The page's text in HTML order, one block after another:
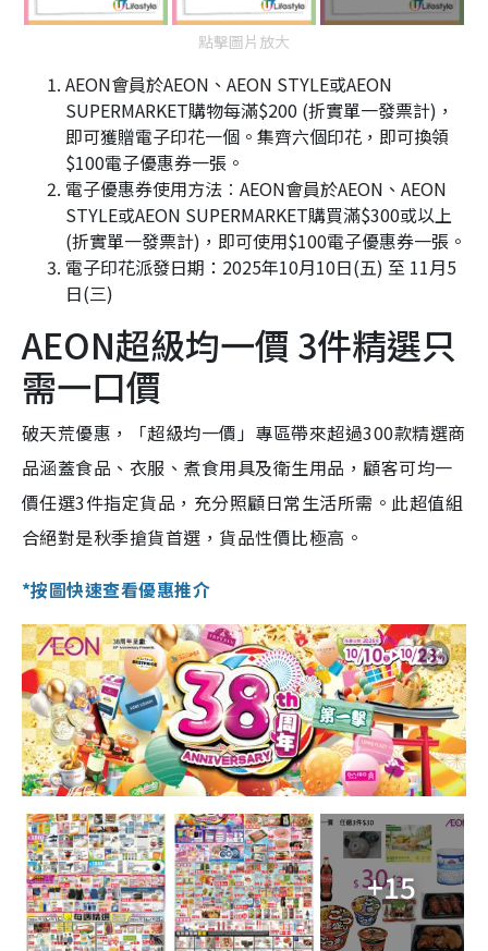
點擊圖片放大
AEON會員於AEON、AEON STYLE或AEON
SUPERMARKET購物每滿$200 (折實單一發票計)，
即可獲贈電子印花一個。集齊六個印花，即可換領
$100電子優惠券一張。
電子優惠券使用方法︰AEON會員於AEON、AEON
STYLE或AEON SUPERMARKET購買滿$300或以上
(折實單一發票計)，即可使用$100電子優惠券一張。
電子印花派發日期： 2025年10月10日(五) 至 11月5
日(三)
AEON超級均一價 3件精選只
需一口價
破天荒優惠，「超級均一價」專區帶來超過300款精選商
品涵蓋食品、衣服、煮食用具及衛生用品，顧客可均一
價任選3件指定貨品，充分照顧日常生活所需。此超值組
合絕對是秋季搶貨首選，貨品性價比極高。
*按圖快速查看優惠推介
+15